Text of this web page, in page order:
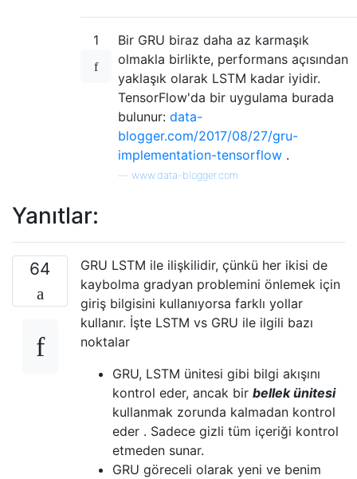
1
Bir GRU biraz daha az karmaşık
olmakla birlikte, performans açısından
yaklaşık olarak LSTM kadar iyidir.
TensorFlow'da bir uygulama burada
bulunur: data-
blogger.com/2017/08/27/gru-
implementation-tensorflow .
www.data-blogger.com
Yanıtlar:
64
GRU LSTM ile ilişkilidir, çünkü her ikisi de
kaybolma gradyan problemini önlemek için
giriş bilgisini kullanıyorsa farklı yollar
kullanır. İşte LSTM vs GRU ile ilgili bazı
noktalar
GRU, LSTM ünitesi gibi bilgi akışını
kontrol eder, ancak bir bellek ünitesi
kullanmak zorunda kalmadan kontrol
eder . Sadece gizli tüm içeriği kontrol
etmeden sunar.
GRU göreceli olarak yeni ve benim